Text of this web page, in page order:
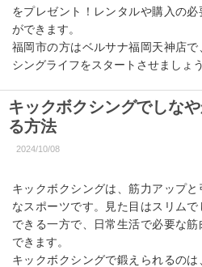
をプレゼント！レンタルや購入の
ができます。
福岡市の方はベルサナ福岡天神店
シングライフをスタートさせましょう
キックボクシングでしな
る方法
2024/10/08
キックボクシングは、筋力アップ
なスポーツです。見た目はスリム
できる一方で、日常生活で必要な
できます。
キックボクシングで鍛えられるの